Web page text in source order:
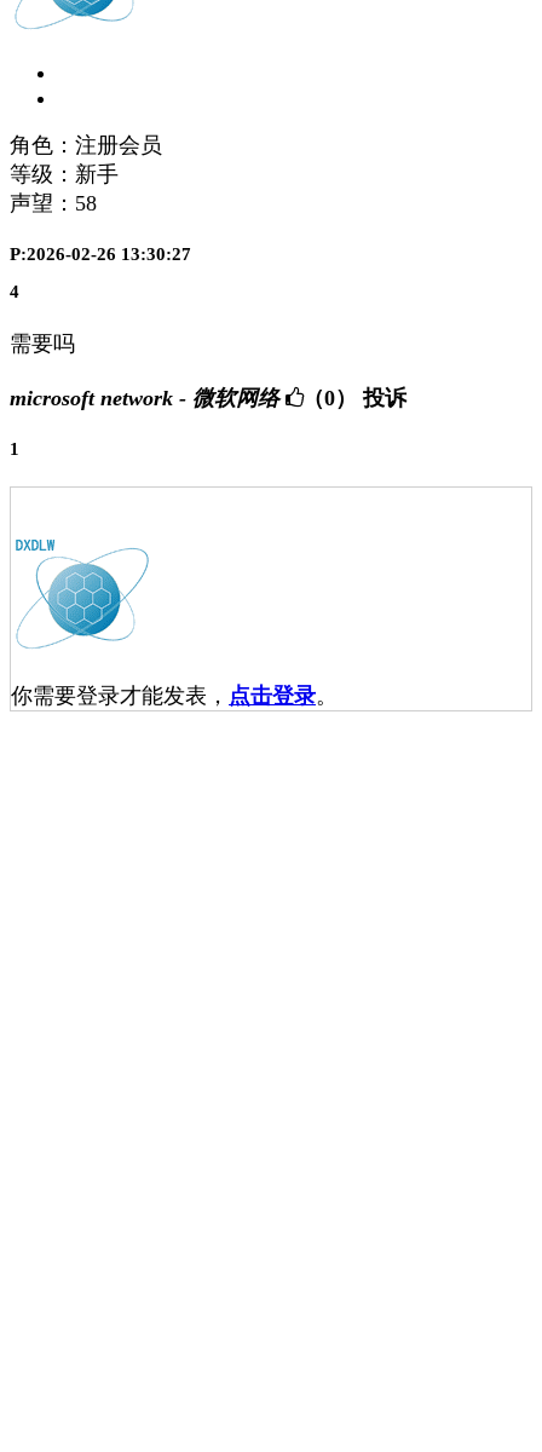
角色：注册会员
等级：新手
声望： 58
P:2026-02-26 13:30:27
4
需要吗
microsoft network - 微软网络 （0） 投诉
1
你需要登录才能发表， 点击登录。